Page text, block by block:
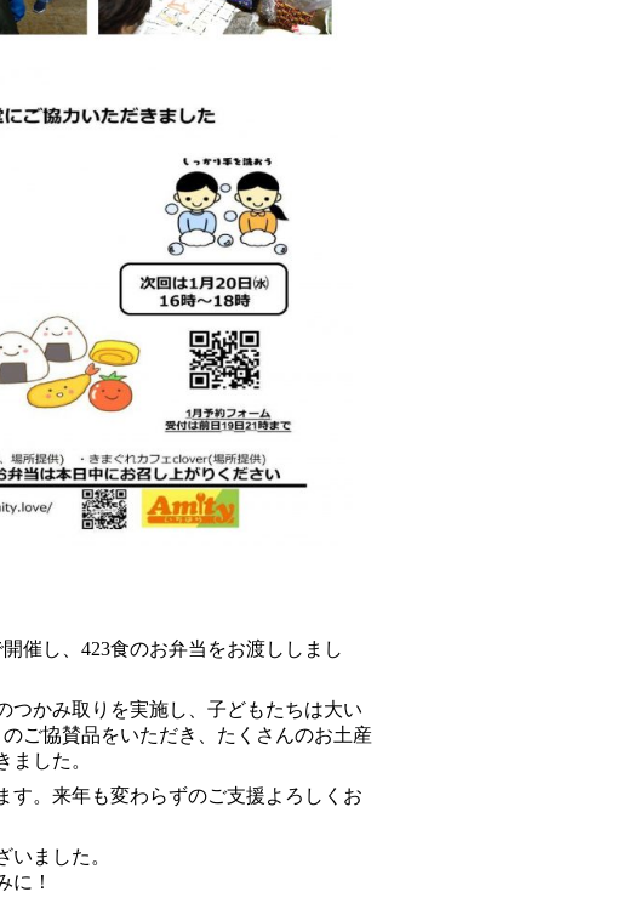
催し、423食のお弁当をお渡ししまし
つかみ取りを実施し、子どもたちは大い
ご協賛品をいただき、たくさんのお土産
ました。
す。来年も変わらずのご支援よろしくお
ました。
に！